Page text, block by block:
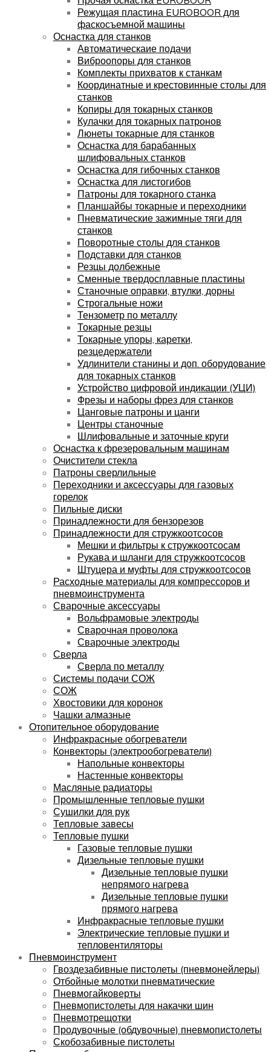
Режущая пластина EUROBOOR для
фаскосъемной машины
Оснастка для станков
Автоматическаие подачи
Виброопоры для станков
Комплекты прихватов к станкам
Координатные и крестовинные столы для
станков
Копиры для токарных станков
Кулачки для токарных патронов
Люнеты токарные для станков
Оснастка для барабанных
шлифовальных станков
Оснастка для гибочных станков
Оснастка для листогибов
Патроны для токарного станка
Планшайбы токарные и переходники
Пневматические зажимные тяги для
станков
Поворотные столы для станков
Подставки для станков
Резцы долбежные
Сменные твердосплавные пластины
Станочные оправки, втулки, дорны
Строгальные ножи
Тензометр по металлу
Токарные резцы
Токарные упоры, каретки,
резцедержатели
Удлинители станины и доп. оборудование
для токарных станков
Устройство цифровой индикации (УЦИ)
Фрезы и наборы фрез для станков
Цанговые патроны и цанги
Центры станочные
Шлифовальные и заточные круги
Оснастка к фрезеровальным машинам
Очистители стекла
Патроны сверлильные
Переходники и аксессуары для газовых
горелок
Пильные диски
Принадлежности для бензорезов
Принадлежности для стружкоотсосов
Мешки и фильтры к стружкоотсосам
Рукава и шланги для стружкоотсосов
Штуцера и муфты для стружкоотсосов
Расходные материалы для компрессоров и
пневмоинструмента
Сварочные аксессуары
Вольфрамовые электроды
Сварочная проволока
Сварочные электроды
Сверла
Сверла по металлу
Системы подачи СОЖ
СОЖ
Хвостовики для коронок
Чашки алмазные
Отопительное оборудование
Инфракрасные обогреватели
Конвекторы (электрообогреватели)
Напольные конвекторы
Настенные конвекторы
Масляные радиаторы
Промышленные тепловые пушки
Сушилки для рук
Тепловые завесы
Тепловые пушки
Газовые тепловые пушки
Дизельные тепловые пушки
Дизельные тепловые пушки
непрямого нагрева
Дизельные тепловые пушки
прямого нагрева
Инфракрасные тепловые пушки
Электрические тепловые пушки и
тепловентиляторы
Пневмоинструмент
Гвоздезабивные пистолеты (пневмонейлеры)
Отбойные молотки пневматические
Пневмогайковерты
Пневмопистолеты для накачки шин
Пневмотрещотки
Продувочные (обдувочные) пневмопистолеты
Скобозабивные пистолеты